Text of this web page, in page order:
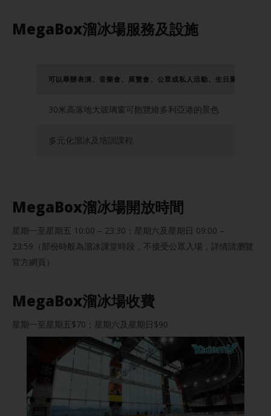
MegaBox溜冰場服務及設施
可以舉辦表演、音樂會、展覽會、公眾或私人活動、生日聚會等活動
30米高落地大玻璃窗可飽覽維多利亞港的景色
多元化溜冰及培訓課程
MegaBox溜冰場開放時間
星期一至星期五 10:00 – 23:30；星期六及星期日 09:00 –
23:59（部份時般為溜冰課堂時段，不接受公眾入場，詳情請瀏覽
官方網頁）
MegaBox溜冰場收費
星期一至星期五$70；星期六及星期日$90